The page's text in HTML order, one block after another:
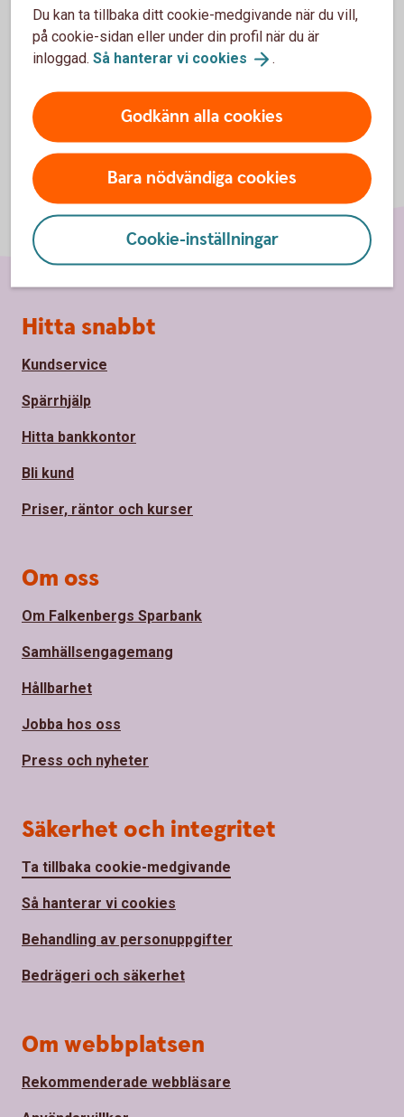
Vi finns här för både små och stora frågor.
Du kan ta tillbaka ditt cookie-medgivande när du vill,
på cookie-sidan eller under din profil när du är
inloggad. Så hanterar vi cookies .
Godkänn alla cookies
Bara nödvändiga cookies
Cookie-inställningar
Sidfot
Hitta snabbt
Kundservice
Spärrhjälp
Hitta bankkontor
Bli kund
Priser, räntor och kurser
Om oss
Om Falkenbergs Sparbank
Samhällsengagemang
Hållbarhet
Jobba hos oss
Press och nyheter
Säkerhet och integritet
Ta tillbaka cookie-medgivande
Så hanterar vi cookies
Behandling av personuppgifter
Bedrägeri och säkerhet
Om webbplatsen
Rekommenderade webbläsare